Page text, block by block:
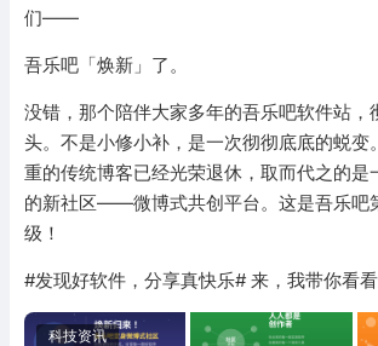
们——
吾乐吧「焕新」了。
没错，那个陪伴大家多年的吾乐吧软件站，
头。不是小修小补，是一次彻彻底底的蜕变
重的传统博客已经光荣退休，取而代之的是
的新社区——微博式共创平台。这是吾乐吧
级！
#发现好软件，分享真快乐# 来，我带你看
科技资讯